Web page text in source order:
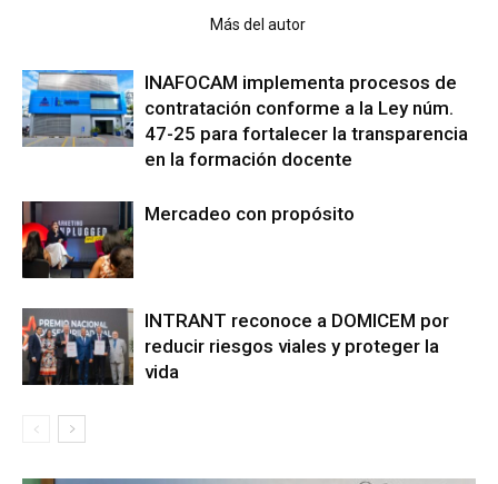
Más del autor
INAFOCAM implementa procesos de
contratación conforme a la Ley núm.
47-25 para fortalecer la transparencia
en la formación docente
Mercadeo con propósito
INTRANT reconoce a DOMICEM por
reducir riesgos viales y proteger la
vida